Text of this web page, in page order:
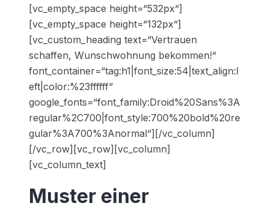
[vc_empty_space height=“532px“]
[vc_empty_space height=“132px“]
[vc_custom_heading text=“Vertrauen
schaffen, Wunschwohnung bekommen!“
font_container=“tag:h1|font_size:54|text_align:l
eft|color:%23ffffff“
google_fonts=“font_family:Droid%20Sans%3A
regular%2C700|font_style:700%20bold%20re
gular%3A700%3Anormal“][/vc_column]
[/vc_row][vc_row][vc_column]
[vc_column_text]
Muster einer